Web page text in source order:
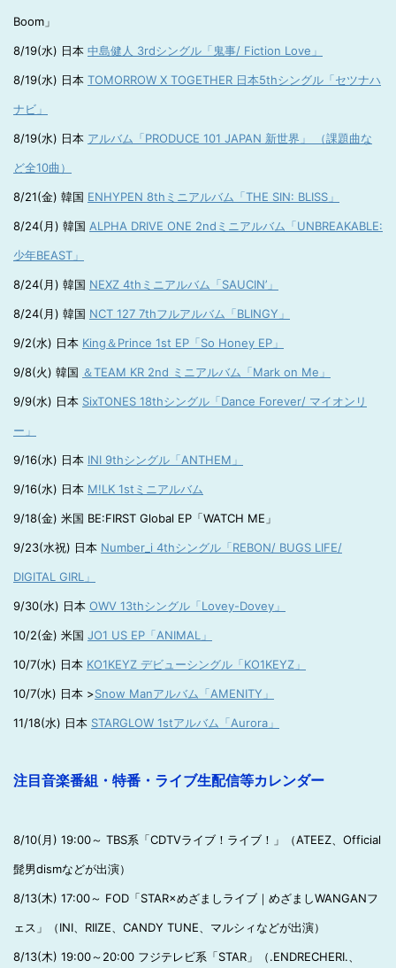
Boom」
8/19(水) 日本 中島健人 3rdシングル「鬼事/ Fiction Love」
8/19(水) 日本 TOMORROW X TOGETHER 日本5thシングル「セツナハ
ナビ」
8/19(水) 日本 アルバム「PRODUCE 101 JAPAN 新世界」 （課題曲な
ど全10曲）
8/21(金) 韓国 ENHYPEN 8thミニアルバム「THE SIN: BLISS」
8/24(月) 韓国 ALPHA DRIVE ONE 2ndミニアルバム「UNBREAKABLE:
少年BEAST」
8/24(月) 韓国 NEXZ 4thミニアルバム「SAUCIN’」
8/24(月) 韓国 NCT 127 7thフルアルバム「BLINGY」
9/2(水) 日本 King＆Prince 1st EP「So Honey EP」
9/8(火) 韓国 ＆TEAM KR 2nd ミニアルバム「Mark on Me」
9/9(水) 日本 SixTONES 18thシングル「Dance Forever/ マイオンリ
ー」
9/16(水) 日本 INI 9thシングル「ANTHEM」
9/16(水) 日本 M!LK 1stミニアルバム
9/18(金) 米国 BE:FIRST Global EP「WATCH ME」
9/23(水祝) 日本 Number_i 4thシングル「REBON/ BUGS LIFE/
DIGITAL GIRL」
9/30(水) 日本 OWV 13thシングル「Lovey-Dovey」
10/2(金) 米国 JO1 US EP「ANIMAL」
10/7(水) 日本 KO1KEYZ デビューシングル「KO1KEYZ」
10/7(水) 日本 >Snow Manアルバム「AMENITY」
11/18(水) 日本 STARGLOW 1stアルバム「Aurora」
注目音楽番組・特番・ライブ生配信等カレンダー
8/10(月) 19:00～ TBS系「CDTVライブ！ライブ！」（ATEEZ、Official
髭男dismなどが出演）
8/13(木) 17:00～ FOD「STAR×めざましライブ｜めざましWANGANフ
ェス」（INI、RIIZE、CANDY TUNE、マルシィなどが出演）
8/13(木) 19:00～20:00 フジテレビ系「STAR」（.ENDRECHERI.、